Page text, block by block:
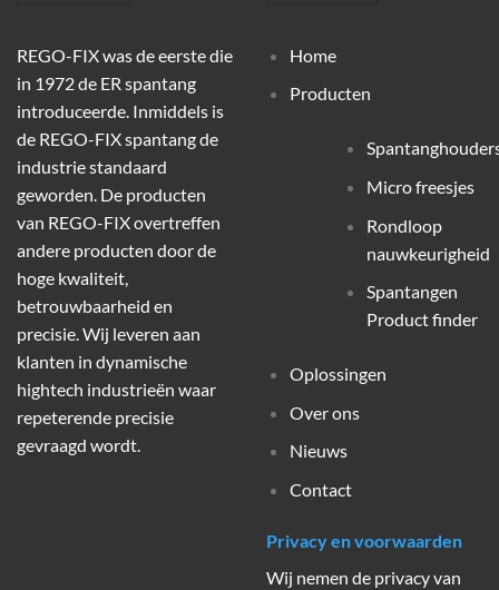
REGO-FIX was de eerste die
in 1972 de ER spantang
introduceerde. Inmiddels is
de REGO-FIX spantang de
industrie standaard
geworden. De producten
van REGO-FIX overtreffen
andere producten door de
hoge kwaliteit,
betrouwbaarheid en
precisie. Wij leveren aan
klanten in dynamische
hightech industrieën waar
repeterende precisie
gevraagd wordt.
Home
Producten
Micro freesjes
Rondloop
nauwkeurigheid
Spantangen
Product finder
Oplossingen
Over ons
Nieuws
Contact
Privacy en voorwaarden
Wij nemen de privacy van